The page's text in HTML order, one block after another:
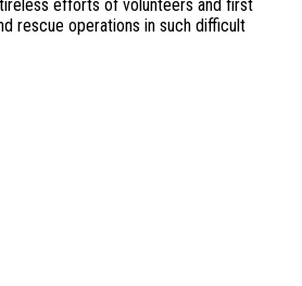
efforts of volunteers and first
rescue operations in such difficult